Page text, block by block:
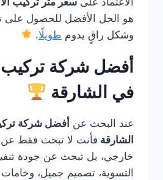
هو الحل الأفضل للحصول على
وشكل راقٍ يدوم طويلًا.
أفضل شركة تركيب
في الشارقة
عند البحث عن أفضل شركة
الشارقة فأنت لا تبحث فقط عن
خارجي، بل تبحث عن جودة
التسوية، تصميم جميل،